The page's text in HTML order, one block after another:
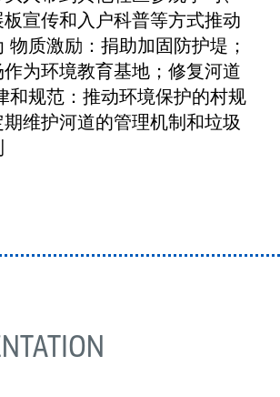
宣传和入户科普等方式推动
物质激励：捐助加固防护堤；
为环境教育基地；修复河道
和规范：推动环境保护的村规
维护河道的管理机制和垃圾